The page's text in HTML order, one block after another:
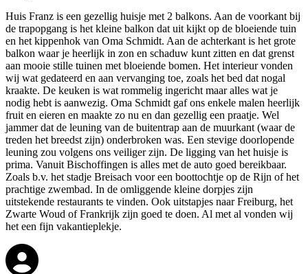
Huis Franz is een gezellig huisje met 2 balkons. Aan de voorkant bij
de trapopgang is het kleine balkon dat uit kijkt op de bloeiende tuin
en het kippenhok van Oma Schmidt. Aan de achterkant is het grote
balkon waar je heerlijk in zon en schaduw kunt zitten en dat grenst
aan mooie stille tuinen met bloeiende bomen. Het interieur vonden
wij wat gedateerd en aan vervanging toe, zoals het bed dat nogal
kraakte. De keuken is wat rommelig ingericht maar alles wat je
nodig hebt is aanwezig. Oma Schmidt gaf ons enkele malen heerlijk
fruit en eieren en maakte zo nu en dan gezellig een praatje. Wel
jammer dat de leuning van de buitentrap aan de muurkant (waar de
treden het breedst zijn) onderbroken was. Een stevige doorlopende
leuning zou volgens ons veiliger zijn. De ligging van het huisje is
prima. Vanuit Bischoffingen is alles met de auto goed bereikbaar.
Zoals b.v. het stadje Breisach voor een boottochtje op de Rijn of het
prachtige zwembad. In de omliggende kleine dorpjes zijn
uitstekende restaurants te vinden. Ook uitstapjes naar Freiburg, het
Zwarte Woud of Frankrijk zijn goed te doen. Al met al vonden wij
het een fijn vakantieplekje.